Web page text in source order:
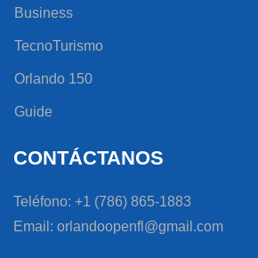
Business
TecnoTurismo
Orlando 150
Guide
CONTÁCTANOS
Teléfono: +1 (786) 865-1883
Email: orlandoopenfl@gmail.com